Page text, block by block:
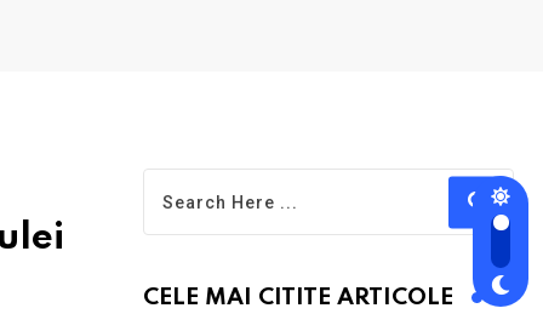
CELE MAI CITITE ARTICOLE